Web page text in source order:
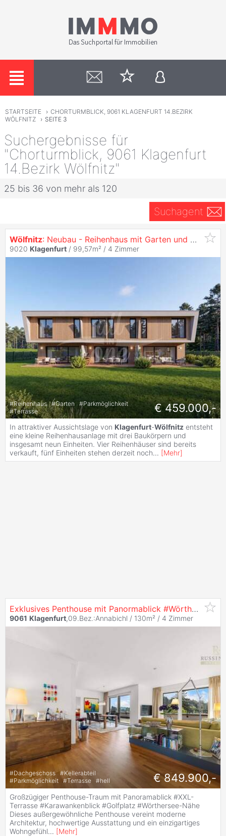
STARTSEITE › CHORTURMBLICK, 9061 KLAGENFURT 14.BEZIRK
WÖLFNITZ
› SEITE 3
Suchergebnisse für
"Chorturmblick, 9061 Klagenfurt
14.Bezirk Wölfnitz"
25 bis 36 von mehr als 120
Suchagent
Wölfnitz: Neubau - Reihenhaus mit Garten und Weitblick in
9020 Klagenfurt / 99,57m² / 4 Zimmer
#Reihenhaus #Garten #Parkmöglichkeit
#Terrasse € 459.000,-
In attraktiver Aussichtslage von Klagenfurt-Wölfnitz entsteht
eine kleine Reihenhausanlage mit drei Baukörpern und
insgesamt neun Einheiten. Vier Reihenhäuser sind bereits
verkauft, fünf Einheiten stehen derzeit noch... [Mehr]
Exklusives Penthouse mit Panormablick #Wörthersee #Golfplatz #Bestlage
9061 Klagenfurt,09.Bez.:Annabichl / 130m² / 4 Zimmer
#Dachgeschoss #Kellerabteil
#Parkmöglichkeit #Terrasse #hell € 849.900,-
Großzügiger Penthouse-Traum mit Panoramablick #XXL-
Terrasse #Karawankenblick #Golfplatz #Wörthersee-Nähe
Dieses außergewöhnliche Penthouse vereint moderne
Architektur, hochwertige Ausstattung und ein einzigartiges
Wohngefühl... [Mehr]